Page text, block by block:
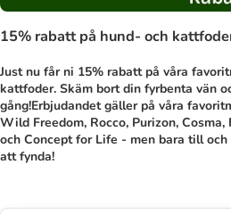
15% rabatt på hund- och
Just nu får ni 15% rabatt på våra
kattfoder. Skäm bort din fyrbenta vän
gång!Erbjudandet gäller på våra
Wild Freedom, Rocco, Purizon,
och Concept for Life - men bara till
att fynda!